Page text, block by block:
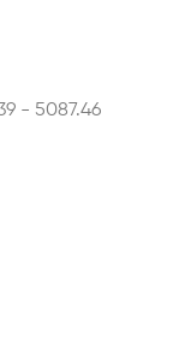
- 5087.46